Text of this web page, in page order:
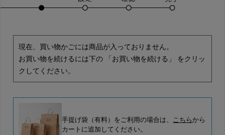
現在、買い物かごには商品が入っておりません。
お買い物を続けるには下の 「お買い物を続ける」 をクリッ
クしてください。
手提げ袋（有料）をご利用の場合は、 こちらから
カートに追加してください。